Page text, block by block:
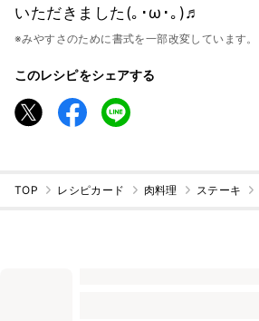
いただきました(｡･ω･｡)♬
※みやすさのために書式を一部改変しています。
このレシピをシェアする
TOP レシピカード 肉料理 ステーキ